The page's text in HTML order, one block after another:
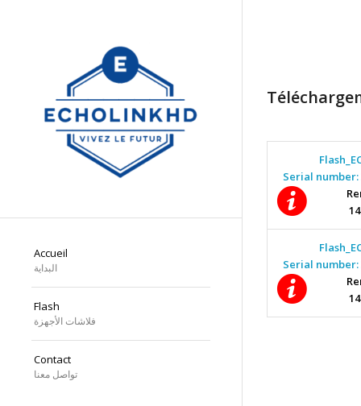
Accueil
البداية
Flash
فلاشات الأجهزة
Contact
تواصل معنا
Serial number:
Serial number: